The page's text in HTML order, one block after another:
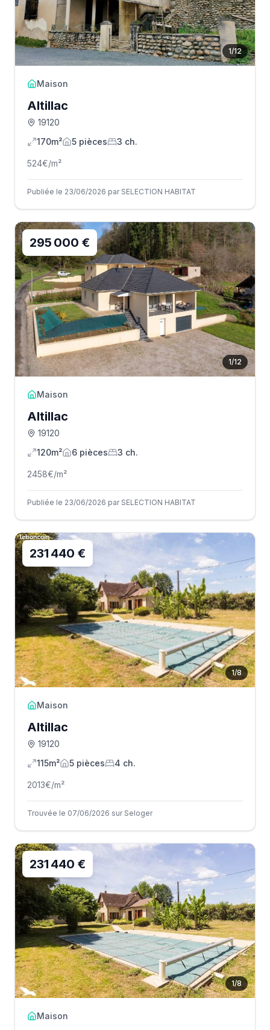
1/12
Maison
Altillac
19120
170m²
5 pièces 3 ch.
524€/m²
Publiée le 23/06/2026 par SELECTION HABITAT
1/12
295 000 €
Maison
Altillac
19120
120m²
6 pièces 3 ch.
2458€/m²
Publiée le 23/06/2026 par SELECTION HABITAT
1/8
231 440 €
Maison
Altillac
19120
115m²
5 pièces 4 ch.
2013€/m²
Trouvée le 07/06/2026 sur Seloger
1/8
231 440 €
Maison